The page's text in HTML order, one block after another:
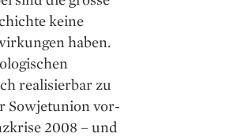
keine
haben.
realisierbar zu
Sowjetunion vor­
2008 – und